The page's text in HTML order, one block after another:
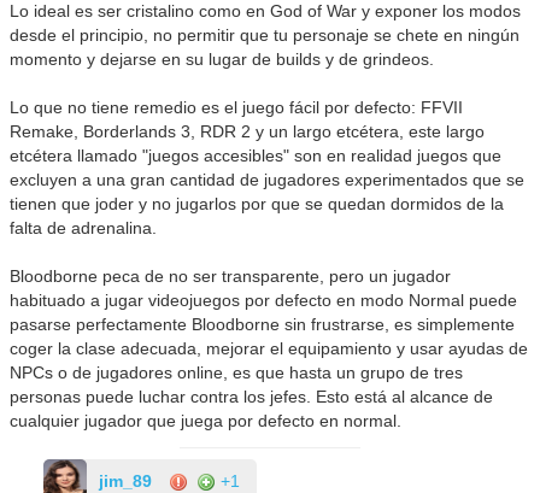
Lo ideal es ser cristalino como en God of War y exponer los modos
desde el principio, no permitir que tu personaje se chete en ningún
momento y dejarse en su lugar de builds y de grindeos.
Lo que no tiene remedio es el juego fácil por defecto: FFVII
Remake, Borderlands 3, RDR 2 y un largo etcétera, este largo
etcétera llamado "juegos accesibles" son en realidad juegos que
excluyen a una gran cantidad de jugadores experimentados que se
tienen que joder y no jugarlos por que se quedan dormidos de la
falta de adrenalina.
Bloodborne peca de no ser transparente, pero un jugador
habituado a jugar videojuegos por defecto en modo Normal puede
pasarse perfectamente Bloodborne sin frustrarse, es simplemente
coger la clase adecuada, mejorar el equipamiento y usar ayudas de
NPCs o de jugadores online, es que hasta un grupo de tres
personas puede luchar contra los jefes. Esto está al alcance de
cualquier jugador que juega por defecto en normal.
jim_89 +1